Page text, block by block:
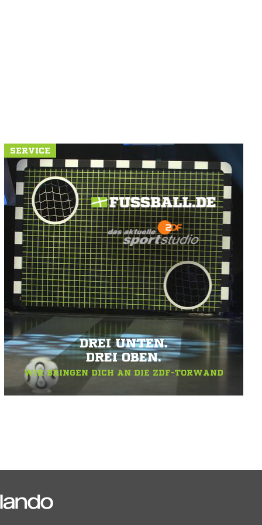
SERVICE
DREI UNTEN.
DREI OBEN.
WIR BRINGEN DICH AN DIE ZDF-TORWAND